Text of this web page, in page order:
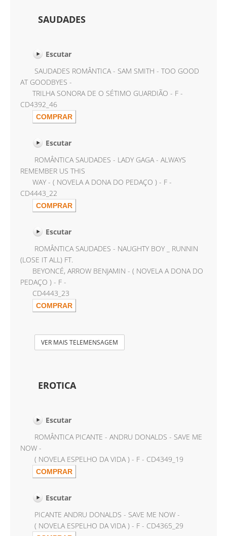
SAUDADES
Escutar
SAUDADES ROMÂNTICA - SAM SMITH - TOO GOOD
AT GOODBYES -
TRILHA SONORA DE O SÉTIMO GUARDIÃO - F -
CD4392_46
Escutar
ROMÂNTICA SAUDADES - LADY GAGA - ALWAYS
REMEMBER US THIS
WAY - ( NOVELA A DONA DO PEDAÇO ) - F -
CD4443_22
Escutar
ROMÂNTICA SAUDADES - NAUGHTY BOY _ RUNNIN
(LOSE IT ALL) FT.
BEYONCÉ, ARROW BENJAMIN - ( NOVELA A DONA DO
PEDAÇO ) - F -
CD4443_23
VER MAIS TELEMENSAGEM
EROTICA
Escutar
ROMÂNTICA PICANTE - ANDRU DONALDS - SAVE ME
NOW -
( NOVELA ESPELHO DA VIDA ) - F - CD4349_19
Escutar
PICANTE ANDRU DONALDS - SAVE ME NOW -
( NOVELA ESPELHO DA VIDA ) - F - CD4365_29